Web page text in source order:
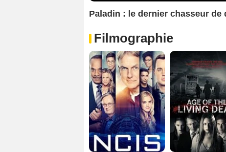
Paladin : le dernier chasseur de
Filmographie